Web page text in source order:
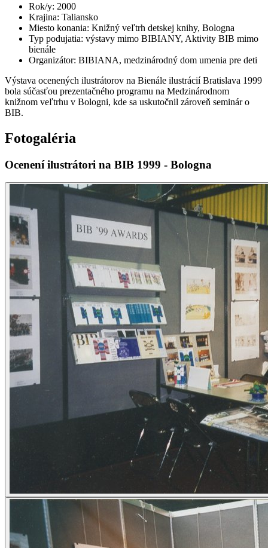
Rok/y: 2000
Krajina: Taliansko
Miesto konania: Knižný veľtrh detskej knihy, Bologna
Typ podujatia: výstavy mimo BIBIANY, Aktivity BIB mimo
bienále
Organizátor: BIBIANA, medzinárodný dom umenia pre deti
Výstava ocenených ilustrátorov na Bienále ilustrácií Bratislava 1999
bola súčasťou prezentačného programu na Medzinárodnom
knižnom veľtrhu v Bologni, kde sa uskutočnil zároveň seminár o
BIB.
Fotogaléria
Ocenení ilustrátori na BIB 1999 - Bologna